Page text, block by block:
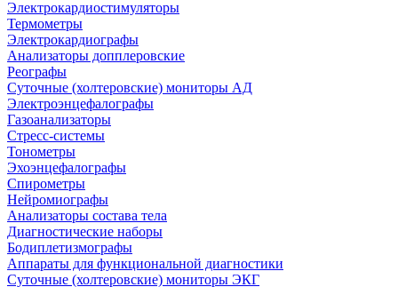
Электрокардиостимуляторы
Термометры
Электрокардиографы
Анализаторы допплеровские
Реографы
Суточные (холтеровские) мониторы АД
Электроэнцефалографы
Газоанализаторы
Стресс-системы
Тонометры
Эхоэнцефалографы
Спирометры
Нейромиографы
Анализаторы состава тела
Диагностические наборы
Бодиплетизмографы
Аппараты для функциональной диагностики
Суточные (холтеровские) мониторы ЭКГ